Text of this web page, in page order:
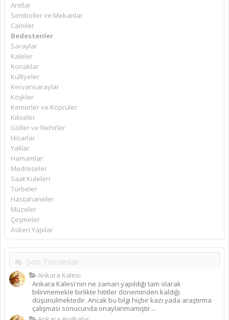
Anıtlar
Semboller ve Mekanlar
Camiler
Bedestenler
Saraylar
Kaleler
Konaklar
Külliyeler
Kervansaraylar
Köşkler
Kemerler ve Köprüler
Kiliseler
Göller ve Nehirler
Hisarlar
Yalılar
Hamamlar
Medreseler
Saat Kuleleri
Türbeler
Hastahaneler
Müzeler
Çeşmeler
Askeri Yapılar
Son Yorumlar
Ankara Kalesi
Ankara Kalesi'nin ne zaman yapıldığı tam olarak
bilinmemekle birlikte hititler döneminden kaldığı
düşünülmektedir. Ancak bu bilgi hiçbir kazı yada araştırma
çalışması sonucunda onaylanmamıştır....